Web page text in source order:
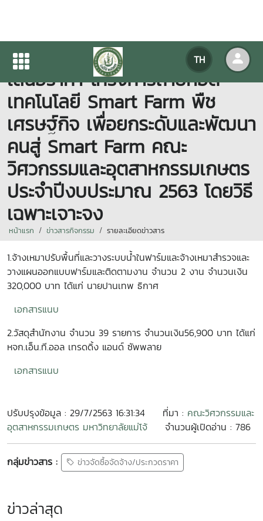
TH
ประกาศ เรื่องประกาศผู้ชนะการ
เสนอราคา โครงการถ่ายทอด
เทคโนโลยี Smart Farm พืช
เศรษฐ์กิจ เพื่อยกระดับและพัฒนา
คนสู่ Smart Farm คณะ
วิศวกรรมและอุตสาหกรรมเกษตร
ประจำปีงบประมาณ 2563 โดยวิธี
เฉพาะเจาะจง
หน้าแรก ข่าวสารกิจกรรม รายละเอียดข่าวสาร
1.จ้างเหมาปรับพื้นที่และวางระบบน้ำในฟาร์มและจ้างเหมาสำรวจและ
วางแผนออกแบบฟาร์มและติดตามงาน จำนวน 2 งาน จำนวนเงิน
320,000 บาท ได้แก่ นายปานเทพ ธิกาศ
เอกสารแนบ
2.วัสดุสำนักงาน จำนวน 39 รายการ จำนวนเงิน56,900 บาท ได้แก่
หจก.เอ็น.ที.ออล เทรดดิ้ง แอนด์ ซัพพลาย
เอกสารแนบ
ปรับปรุงข้อมูล : 29/7/2563 16:31:34 ที่มา : คณะวิศวกรรมและ
อุตสาหกรรมเกษตร มหาวิทยาลัยแม่โจ้
จำนวนผู้เปิดอ่าน : 786
กลุ่มข่าวสาร : ข่าวจัดซื้อจัดจ้าง/ประกวดราคา
ข่าวล่าสุด